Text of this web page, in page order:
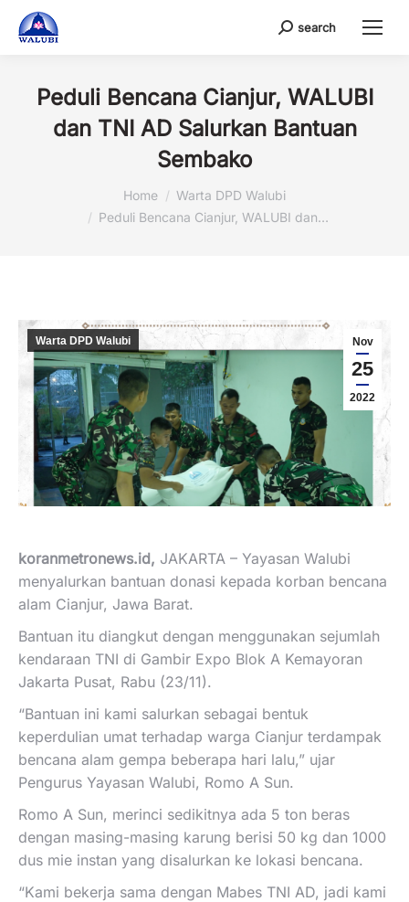
Search:
search
Peduli Bencana Cianjur, WALUBI
dan TNI AD Salurkan Bantuan
Sembako
Home
Warta DPD Walubi
Peduli Bencana Cianjur, WALUBI dan…
Nov
25
2022
Warta DPD Walubi
koranmetronews.id, JAKARTA – Yayasan Walubi
menyalurkan bantuan donasi kepada korban bencana
alam Cianjur, Jawa Barat.
Bantuan itu diangkut dengan menggunakan sejumlah
kendaraan TNI di Gambir Expo Blok A Kemayoran
Jakarta Pusat, Rabu (23/11).
“Bantuan ini kami salurkan sebagai bentuk
keperdulian umat terhadap warga Cianjur terdampak
bencana alam gempa beberapa hari lalu,” ujar
Pengurus Yayasan Walubi, Romo A Sun.
Romo A Sun, merinci sedikitnya ada 5 ton beras
dengan masing-masing karung berisi 50 kg dan 1000
dus mie instan yang disalurkan ke lokasi bencana.
“Kami bekerja sama dengan Mabes TNI AD, jadi kami